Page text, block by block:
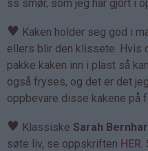
ss smør, som jeg har gjort i
♥ Kaken holder seg god i
ellers blir den klissete. Hvis
pakke kaken inn i plast så
også fryses, og det er det
oppbevare disse kakene på
♥ Klassiske Sarah
søte liv, se oppskriften HER.